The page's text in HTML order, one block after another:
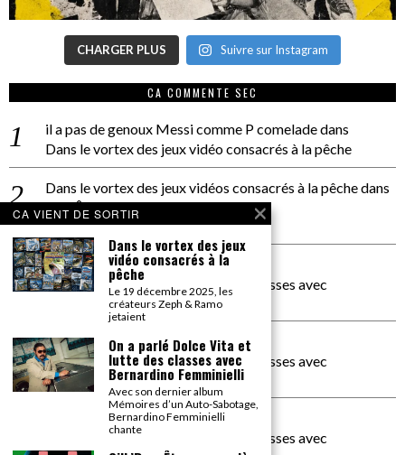
CHARGER PLUS Suivre sur Instagram
CA COMMENTE SEC
il a pas de genoux Messi comme P comeladedans
Dans le vortex des jeux vidéo consacrés à la pêche
Dans le vortex des jeux vidéos consacrés à la pêchedans
PACÔME THIELLEMENT
La séance d’Hip Gnose
La Patrie
dans
On a parlé Dolce Vita et lutte des classes avec
Bernardino Femminielli
carte noire negra à l'o tiededans
On a parlé Dolce Vita et lutte des classes avec
Bernardino Femminielli
moise et son mascarédans
On a parlé Dolce Vita et lutte des classes avec
CA VIENT DE SORTIR
Dans le vortex des jeux
vidéo consacrés à la
pêche
Le 19 décembre 2025, les
créateurs Zeph & Ramo
jetaient
On a parlé Dolce Vita et
lutte des classes avec
Bernardino Femminielli
Avec son dernier album
Mémoires d’un Auto-Sabotage,
Bernardino Femminielli
chante